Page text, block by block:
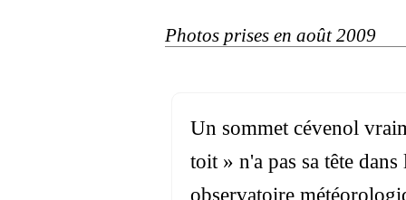
Photos prises en août 2009
Un sommet cévenol
toit » n'a pas sa tête
observatoire